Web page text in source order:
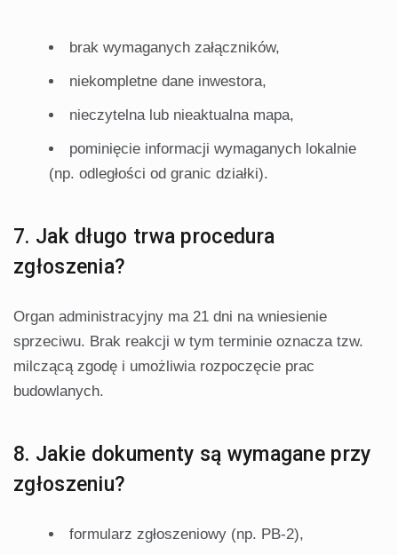
brak wymaganych załączników,
niekompletne dane inwestora,
nieczytelna lub nieaktualna mapa,
pominięcie informacji wymaganych lokalnie
(np. odległości od granic działki).
7. Jak długo trwa procedura
zgłoszenia?
Organ administracyjny ma 21 dni na wniesienie
sprzeciwu. Brak reakcji w tym terminie oznacza tzw.
milczącą zgodę i umożliwia rozpoczęcie prac
budowlanych.
8. Jakie dokumenty są wymagane przy
zgłoszeniu?
formularz zgłoszeniowy (np. PB-2),